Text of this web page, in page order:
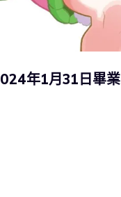
年1月31日畢業